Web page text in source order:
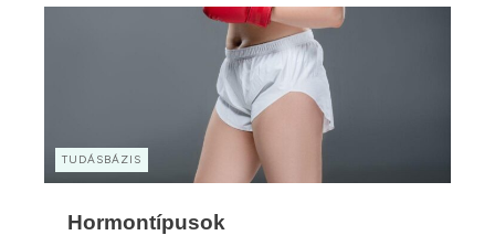
TUDÁSBÁZIS
Hormontípusok